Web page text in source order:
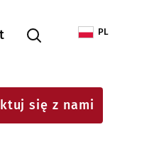
PL
się z nami